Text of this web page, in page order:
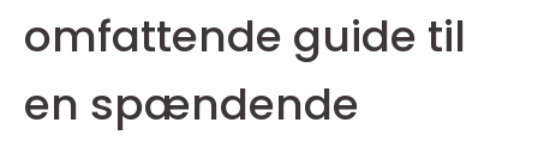
omfattende guide til
en spændende